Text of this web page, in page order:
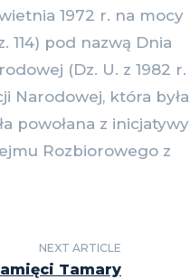
1972 r. na mocy
114) pod nazwą Dnia
(Dz. U. z 1982 r.
Narodowej, która była
powołana z inicjatywy
Rozbiorowego z
NEXT ARTICLE
Tamary